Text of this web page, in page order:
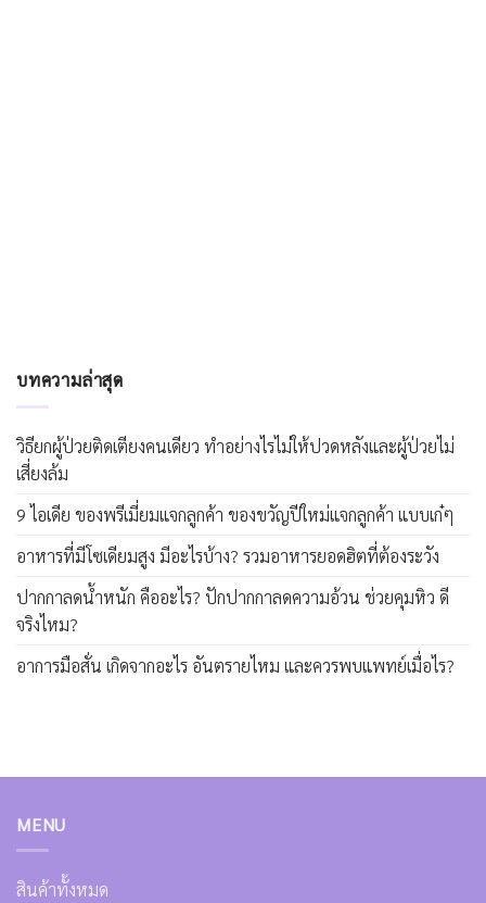
บทความล่าสุด
วิธียกผู้ป่วยติดเตียงคนเดียว ทำอย่างไรไม่ให้ปวดหลังและผู้ป่วยไม่
เสี่ยงล้ม
9 ไอเดีย ของพรีเมี่ยมแจกลูกค้า ของขวัญปีใหม่แจกลูกค้า แบบเก๋ๆ
อาหารที่มีโซเดียมสูง มีอะไรบ้าง? รวมอาหารยอดฮิตที่ต้องระวัง
ปากกาลดน้ำหนัก คืออะไร? ปักปากกาลดความอ้วน ช่วยคุมหิว ดี
จริงไหม?
อาการมือสั่น เกิดจากอะไร อันตรายไหม และควรพบแพทย์เมื่อไร?
MENU
สินค้าทั้งหมด